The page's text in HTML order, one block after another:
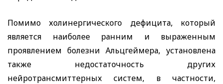
Помимо холинергического дефицита, который
является наиболее ранним и выраженным
проявлением болезни Альцгеймера, установлена
также недостаточность других
нейротрансмиттерных систем, в частности,